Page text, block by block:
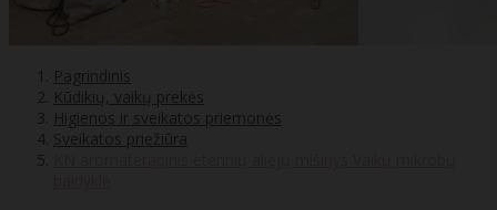
Pagrindinis
Kūdikių, vaikų prekės
Higienos ir sveikatos priemonės
Sveikatos priežiūra